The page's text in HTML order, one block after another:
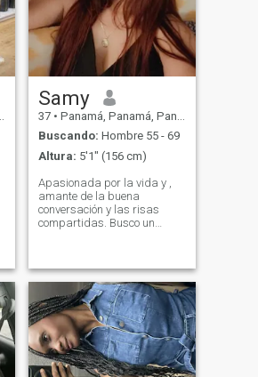
Samy
37 • Panamá, Panamá, Panamá
Buscando: Hombre 55 - 69
Altura: 5'1" (156 cm)
Apasionada por la vida y ,
amante de la buena
conversación y las risas
compartidas. Busco un
hasta un viaje inesperado. Si
valoras la autenticidad y la
conexión genuina, estoy lista
para conocerte.